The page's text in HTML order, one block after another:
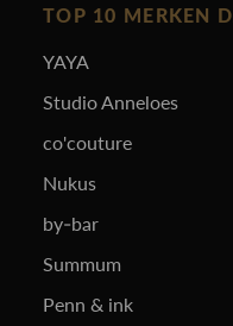
TOP 10 MERKEN
YAYA
Studio Anneloes
co'couture
Nukus
by-bar
Summum
Penn & ink